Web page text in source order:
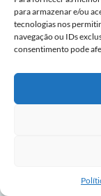
para armazenar e/ou
tecnologias nos
navegação ou IDs
consentimento pode
Cozinha Portuguesa